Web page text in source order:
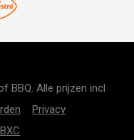
BBQ. Alle prijzen incl
Privacy